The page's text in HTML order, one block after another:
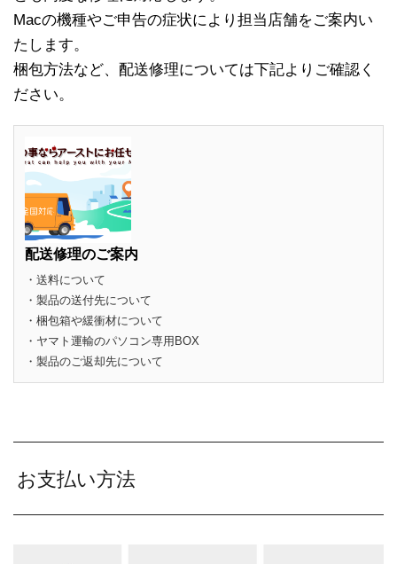
Macの機種やご申告の症状により担当店舗をご案内い
たします。
梱包方法など、配送修理については下記よりご確認く
ださい。
配送修理のご案内
・送料について
・製品の送付先について
・梱包箱や緩衝材について
・ヤマト運輸のパソコン専用BOX
・製品のご返却先について
お支払い方法